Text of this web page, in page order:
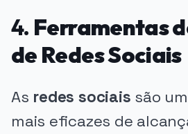
4. Ferramentas
de Redes Sociais
As redes sociais são
mais eficazes de